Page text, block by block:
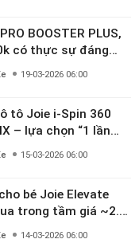
BOOSTER PLUS,
có thực sự đáng
19-03-2026 06:00
tô Joie i-Spin 360
– lựa chọn “1 lần
đáng giá gần 9
15-03-2026 06:00
bé Joie Elevate
trong tầm giá ~2.8
14-03-2026 06:00